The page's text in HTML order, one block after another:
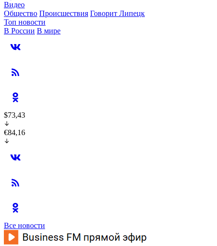
Видео
Общество Происшествия Говорит Липецк
Топ новости
В России В мире
$73,43
€84,16
Все новости